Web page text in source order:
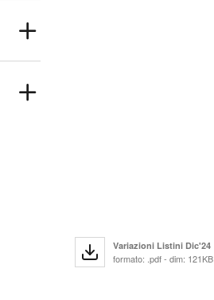
Variazioni Listini Dic'24
formato: .pdf - dim: 121KB